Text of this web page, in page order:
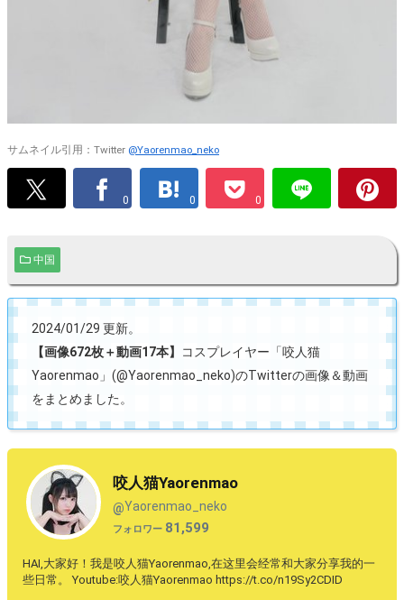
サムネイル引用：Twitter @Yaorenmao_neko
0 0 0
中国
2024/01/29 更新。
【画像672枚＋動画17本】
コスプレイヤー「咬人猫
Yaorenmao」(@Yaorenmao_neko)のTwitterの画像＆動画
をまとめました。
咬人猫Yaorenmao
@Yaorenmao_neko
フォロワー 81,599
HAI,大家好！我是咬人猫Yaorenmao,在这里会经常和大家分享我的一
些日常。 Youtube:咬人猫Yaorenmao https://t.co/n19Sy2CDID